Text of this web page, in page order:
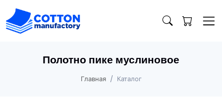
Полотно пике муслиновое
Главная Каталог